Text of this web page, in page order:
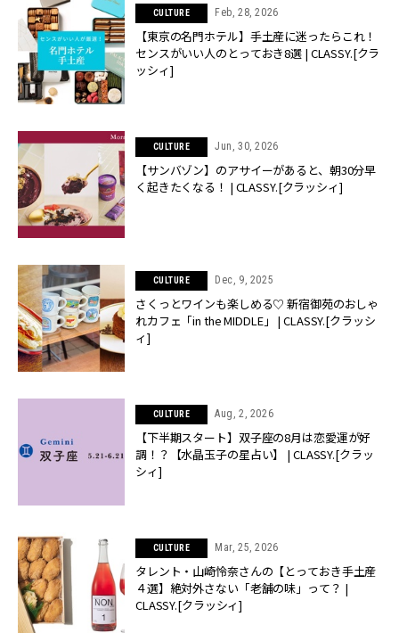
CULTURE Feb, 28, 2026
【東京の名門ホテル】手土産に迷ったらこれ！
センスがいい人のとっておき8選 | CLASSY.[クラ
ッシィ]
CULTURE Jun, 30, 2026
【サンバゾン】のアサイーがあると、朝30分早
く起きたくなる！ | CLASSY.[クラッシィ]
CULTURE Dec, 9, 2025
さくっとワインも楽しめる♡ 新宿御苑のおしゃ
れカフェ「in the MIDDLE」 | CLASSY.[クラッシ
ィ]
CULTURE Aug, 2, 2026
【下半期スタート】双子座の8月は恋愛運が好
調！？【水晶玉子の星占い】 | CLASSY.[クラッ
シィ]
CULTURE Mar, 25, 2026
タレント・山崎怜奈さんの【とっておき手土産
４選】絶対外さない「老舗の味」って？ |
CLASSY.[クラッシィ]